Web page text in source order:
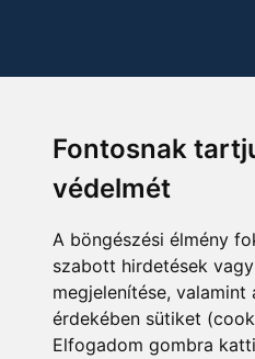
Fontosnak
védelmét
A böngészési élmény
szabott hirdetések
megjelenítése,
érdekében sütiket
Elfogadom gombra